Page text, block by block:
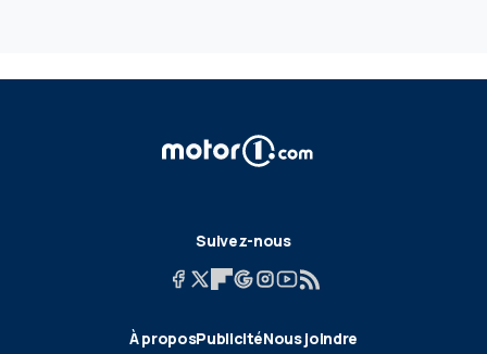
Suivez-nous
À proposPublicitéNous joindre